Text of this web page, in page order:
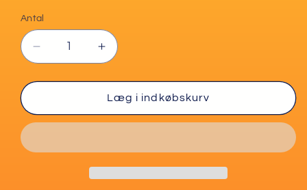
Antal
Reducer
antallet
for
Universal
Øg
antallet
for
Harmony
Universal
Læg i indkøbskurv